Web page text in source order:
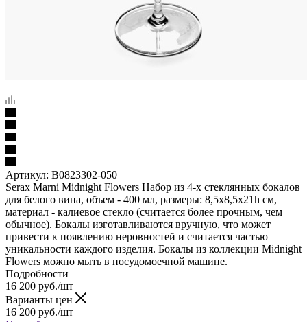
Артикул: B0823302-050
Serax Marni Midnight Flowers Набор из 4-х стеклянных бокалов
для белого вина, объем - 400 мл, размеры: 8,5х8,5х21h см,
материал - калиевое стекло (считается более прочным, чем
обычное). Бокалы изготавливаются вручную, что может
привести к появлению неровностей и считается частью
уникальности каждого изделия. Бокалы из коллекции Midnight
Flowers можно мыть в посудомоечной машине.
Подробности
16 200 руб./шт
Варианты цен
16 200 руб./шт